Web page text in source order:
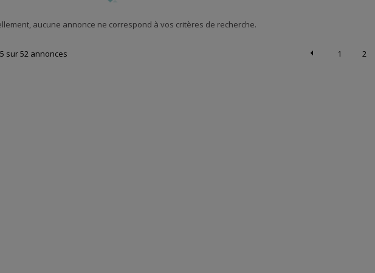
aucune annonce ne correspond à vos critères de recherche.
sur 52 annonces 1 2